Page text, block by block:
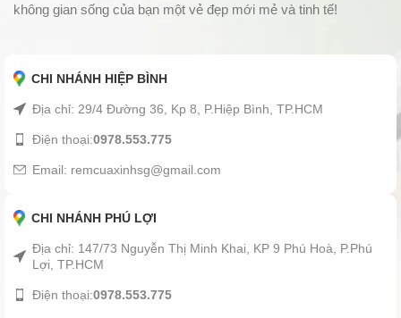
không gian sống của bạn một vẻ đẹp mới mẻ và tinh tế!
CHI NHÁNH HIỆP BÌNH
Địa chỉ: 29/4 Đường 36, Kp 8, P.Hiệp Bình, TP.HCM
Điện thoại:0978.553.775
Email: remcuaxinhsg@gmail.com
CHI NHÁNH PHÚ LỢI
Địa chỉ: 147/73 Nguyễn Thị Minh Khai, KP 9 Phú Hoà, P.Phú
Lợi, TP.HCM
Điện thoại:0978.553.775